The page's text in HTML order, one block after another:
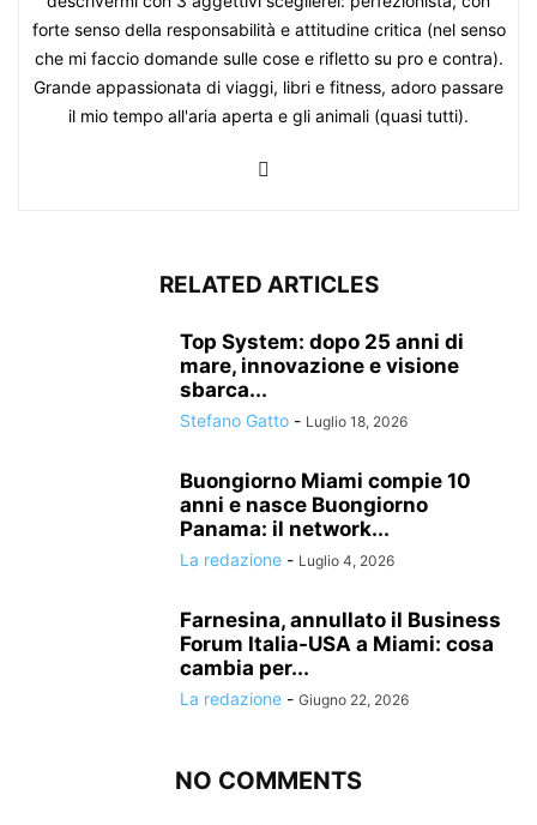
forte senso della responsabilità e attitudine critica (nel senso
che mi faccio domande sulle cose e rifletto su pro e contra).
Grande appassionata di viaggi, libri e fitness, adoro passare
il mio tempo all'aria aperta e gli animali (quasi tutti).
RELATED ARTICLES
Top System: dopo 25 anni di
mare, innovazione e visione
sbarca...
Stefano Gatto - Luglio 18, 2026
Buongiorno Miami compie 10
anni e nasce Buongiorno
Panama: il network...
La redazione - Luglio 4, 2026
Farnesina, annullato il Business
Forum Italia-USA a Miami: cosa
cambia per...
La redazione - Giugno 22, 2026
NO COMMENTS